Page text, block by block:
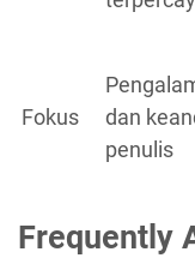
Fokus
dan
penulis
Frequently